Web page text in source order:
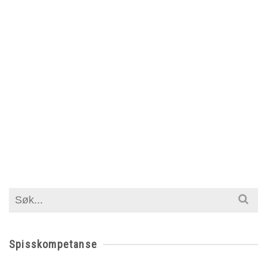
Search
Spisskompetanse